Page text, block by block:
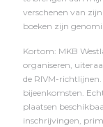
verschenen van zijn
boeken zijn
Kortom: MKB
organiseren,
de RIVM-
bijeenkomsten.
plaatsen
inschrijvingen,